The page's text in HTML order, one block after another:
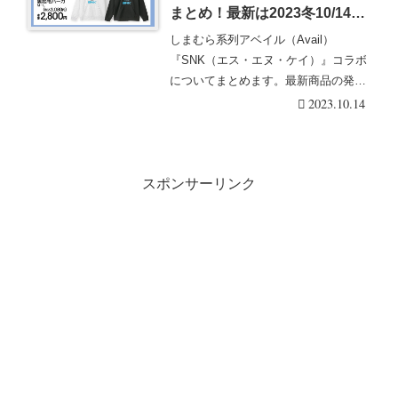
まとめ！最新は2023冬10/14~
裏起毛パーカが発売！
しまむら系列アベイル（Avail）
『SNK（エス・エヌ・ケイ）』コラボ
についてまとめます。最新商品の発売
日スケジュールか・・・続きを読む
2023.10.14
スポンサーリンク